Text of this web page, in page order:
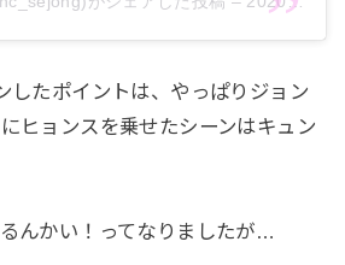
したポイントは、やっぱりジョン
ヒョンスを乗せたシーンはキュン
んかい！ってなりましたが…